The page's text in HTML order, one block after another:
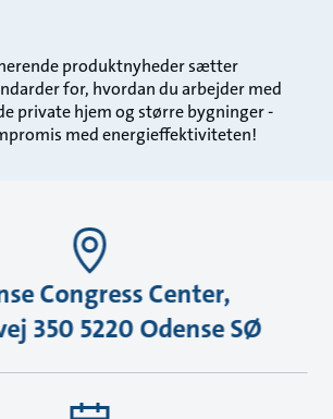
produktnyheder sætter
for, hvordan du arbejder med
private hjem og større bygninger -
med energieffektiviteten!
Congress Center,
350 5220 Odense SØ